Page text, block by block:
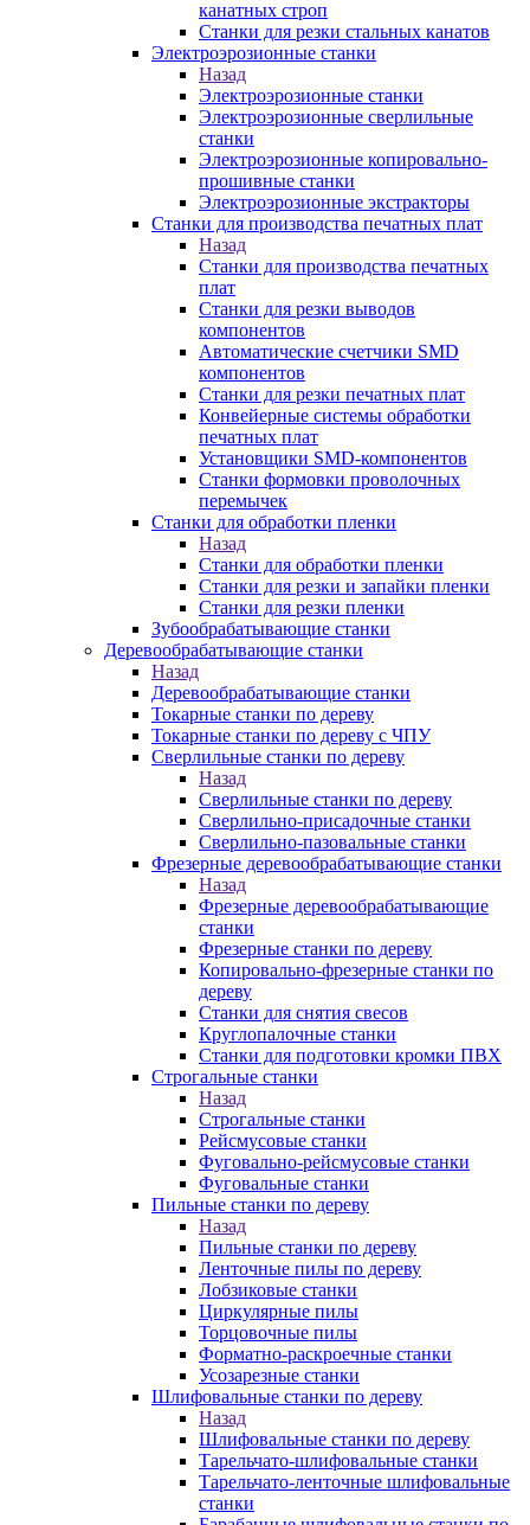
канатных строп
Станки для резки стальных канатов
Электроэрозионные станки
Назад
Электроэрозионные станки
Электроэрозионные сверлильные
станки
Электроэрозионные копировально-
прошивные станки
Электроэрозионные экстракторы
Станки для производства печатных плат
Назад
Станки для производства печатных
плат
Станки для резки выводов
компонентов
Автоматические счетчики SMD
компонентов
Станки для резки печатных плат
Конвейерные системы обработки
печатных плат
Установщики SMD-компонентов
Станки формовки проволочных
перемычек
Станки для обработки пленки
Назад
Станки для обработки пленки
Станки для резки и запайки пленки
Станки для резки пленки
Зубообрабатывающие станки
Деревообрабатывающие станки
Назад
Деревообрабатывающие станки
Токарные станки по дереву
Токарные станки по дереву с ЧПУ
Сверлильные станки по дереву
Назад
Сверлильные станки по дереву
Сверлильно-присадочные станки
Сверлильно-пазовальные станки
Фрезерные деревообрабатывающие станки
Назад
Фрезерные деревообрабатывающие
станки
Фрезерные станки по дереву
Копировально-фрезерные станки по
дереву
Станки для снятия свесов
Круглопалочные станки
Станки для подготовки кромки ПВХ
Строгальные станки
Назад
Строгальные станки
Рейсмусовые станки
Фуговально-рейсмусовые станки
Фуговальные станки
Пильные станки по дереву
Назад
Пильные станки по дереву
Ленточные пилы по дереву
Лобзиковые станки
Циркулярные пилы
Торцовочные пилы
Форматно-раскроечные станки
Усозарезные станки
Шлифовальные станки по дереву
Назад
Шлифовальные станки по дереву
Тарельчато-шлифовальные станки
Тарельчато-ленточные шлифовальные
станки